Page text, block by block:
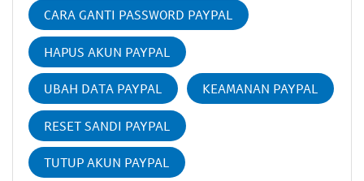
CARA GANTI PASSWORD PAYPAL
HAPUS AKUN PAYPAL
UBAH DATA PAYPAL KEAMANAN PAYPAL
RESET SANDI PAYPAL
TUTUP AKUN PAYPAL